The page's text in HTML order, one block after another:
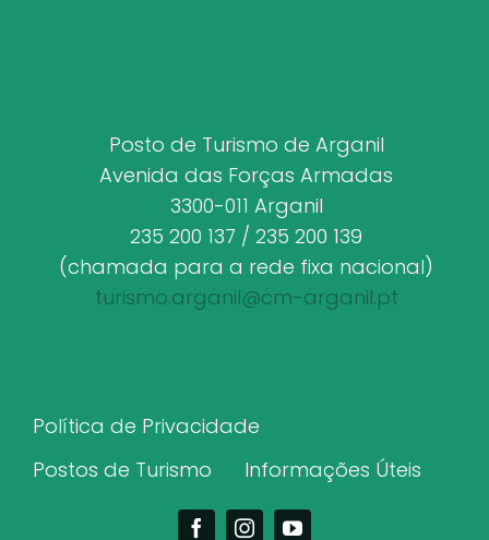
Posto de Turismo de Arganil
Avenida das Forças Armadas
3300-011 Arganil
235 200 137 / 235 200 139
(chamada para a rede fixa nacional)
turismo.arganil@cm-arganil.pt
Política de Privacidade
Postos de Turismo
Informações Úteis